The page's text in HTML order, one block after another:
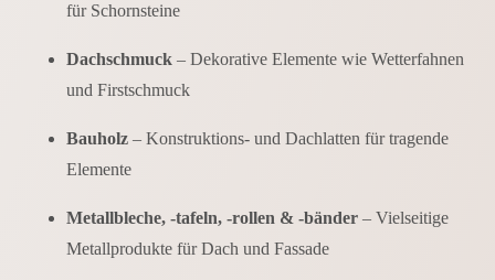
für Schornsteine
Dachschmuck – Dekorative Elemente wie Wetterfahnen
und Firstschmuck
Bauholz – Konstruktions- und Dachlatten für tragende
Elemente
Metallbleche, -tafeln, -rollen & -bänder – Vielseitige
Metallprodukte für Dach und Fassade